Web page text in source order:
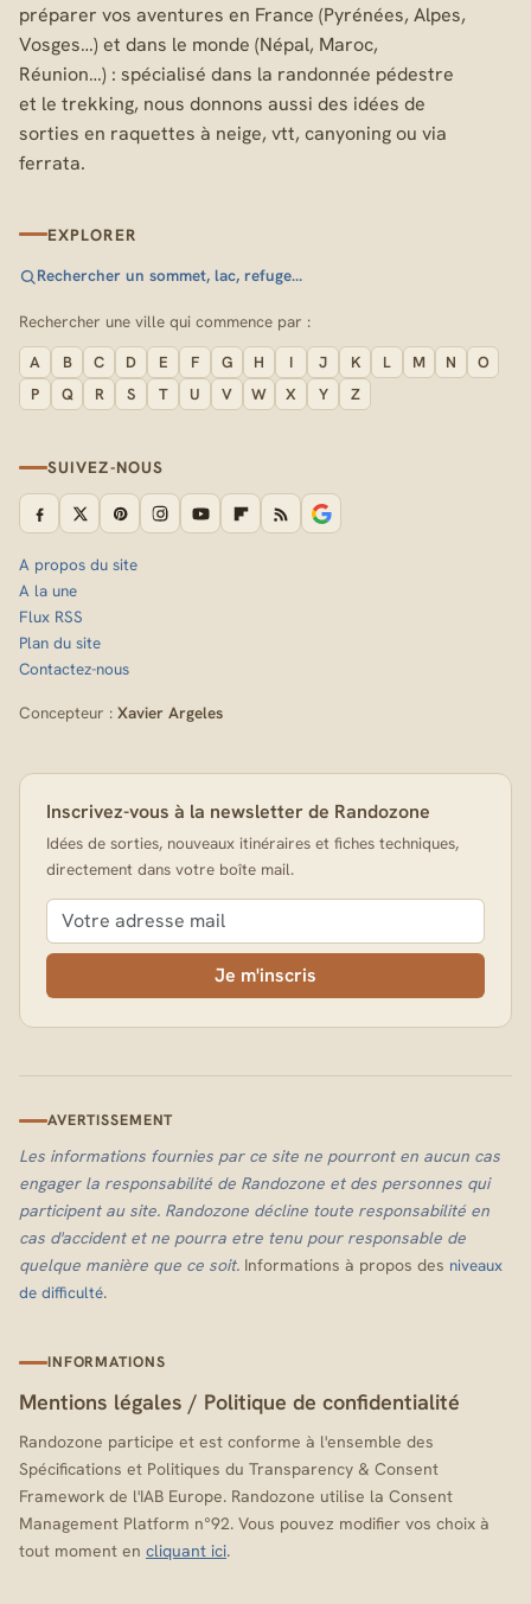
préparer vos aventures en France (Pyrénées, Alpes,
Vosges…) et dans le monde (Népal, Maroc,
Réunion…) : spécialisé dans la randonnée pédestre
et le trekking, nous donnons aussi des idées de
sorties en raquettes à neige, vtt, canyoning ou via
ferrata.
EXPLORER
Rechercher un sommet, lac, refuge…
Rechercher une ville qui commence par :
A B C D E F G H I J K L M N
O
P
Q R S T U V W X Y Z
SUIVEZ-NOUS
A propos du site
A la une
Flux RSS
Plan du site
Contactez-nous
Concepteur : Xavier Argeles
Inscrivez-vous à la newsletter de Randozone
Idées de sorties, nouveaux itinéraires et fiches techniques,
directement dans votre boîte mail.
Je m'inscris
AVERTISSEMENT
Les informations fournies par ce site ne pourront en aucun cas
engager la responsabilité de Randozone et des personnes qui
participent au site. Randozone décline toute responsabilité en
cas d'accident et ne pourra etre tenu pour responsable de
quelque manière que ce soit. Informations à propos des niveaux
de difficulté.
INFORMATIONS
Mentions légales / Politique de confidentialité
Randozone participe et est conforme à l'ensemble des
Spécifications et Politiques du Transparency & Consent
Framework de l'IAB Europe. Randozone utilise la Consent
Management Platform n°92. Vous pouvez modifier vos choix à
tout moment en cliquant ici.